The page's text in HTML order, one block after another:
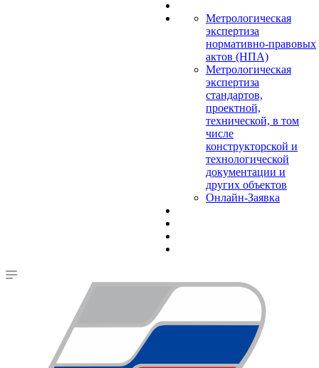
Метрологическая
экспертиза
нормативно-правовых
актов (НПА)
Метрологическая
экспертиза
стандартов,
проектной,
технической, в том
числе
конструкторской и
технологической
документации и
других объектов
Онлайн-Заявка